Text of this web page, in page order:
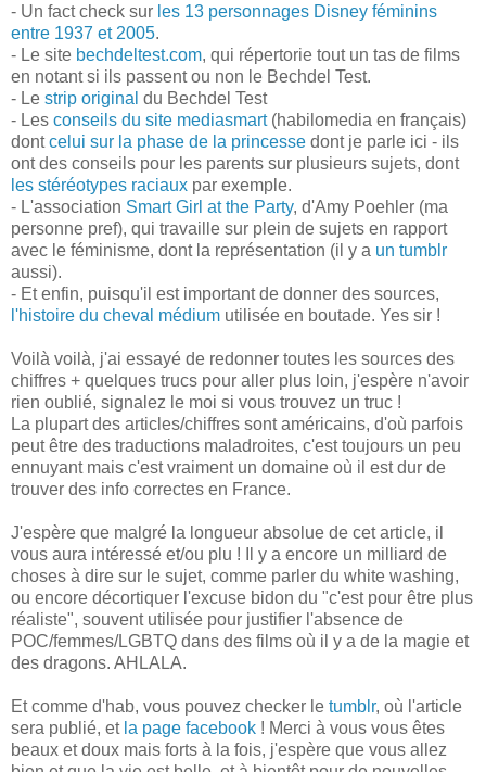
- Un fact check sur les 13 personnages Disney féminins
entre 1937 et 2005.
- Le site bechdeltest.com, qui répertorie tout un tas de films
en notant si ils passent ou non le Bechdel Test.
- Le strip original du Bechdel Test
- Les conseils du site mediasmart(habilomedia en français)
dontcelui sur la phase de la princesse dont je parle ici - ils
ont des conseils pour les parents sur plusieurs sujets, dont
les stéréotypes raciaux par exemple.
- L'association Smart Girl at the Party, d'Amy Poehler (ma
personne pref), qui travaille sur plein de sujets en rapport
avec le féminisme, dont la représentation (il y a un tumblr
aussi).
- Et enfin, puisqu'il est important de donner des sources,
l'histoire du cheval médium utilisée en boutade. Yes sir !
Voilà voilà, j'ai essayé de redonner toutes les sources des
chiffres + quelques trucs pour aller plus loin, j'espère n'avoir
rien oublié, signalez le moi si vous trouvez un truc !
La plupart des articles/chiffres sont américains, d'où parfois
peut être des traductions maladroites, c'est toujours un peu
ennuyant mais c'est vraiment un domaine où il est dur de
trouver des info correctes en France.
J'espère que malgré la longueur absolue de cet article, il
vous aura intéressé et/ou plu ! Il y a encore un milliard de
choses à dire sur le sujet, comme parler du white washing,
ou encore décortiquer l'excuse bidon du "c'est pour être plus
réaliste", souvent utilisée pour justifier l'absence de
POC/femmes/LGBTQ dans des films où il y a de la magie et
des dragons. AHLALA.
Et comme d'hab, vous pouvez checker le tumblr, où l'article
sera publié, etla page facebook ! Merci à vous vous êtes
beaux et doux mais forts à la fois, j'espère que vous allez